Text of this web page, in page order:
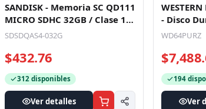
SANDISK - Memoria SC QD111
MICRO SDHC 32GB / Clase 10/
U1 Lectura 100 MB/S / ESC
SDSDQAS4-032G
$432.76
312 disponibles
Ver detalles
- Disco
Especial
WD64PURZ
194
Ver